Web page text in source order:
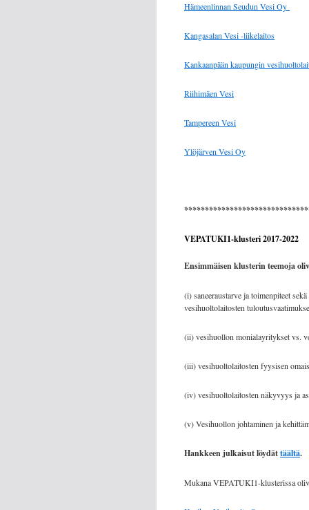
Hämeenlinnan Seudun Vesi Oy
Kangasalan Vesi -liikelaitos
Kankaanpään kaupungin
Riihimäen Vesi
Tampereen Vesi
Ylöjärven Vesi Oy
VEPATUKI1-klusteri 2017-2022
Ensimmäisen klusterin teemoja
(i) saneeraustarve ja toimenpiteet
vesihuoltolaitosten
(ii) vesihuollon monialayritykset vs.
(iii) vesihuoltolaitosten fyysisen
(iv) vesihuoltolaitosten näkyvyys ja
(v) Vesihuollon johtaminen ja
Hankkeen julkaisut löydättäältä.
Mukana VEPATUKI1-klusterissa